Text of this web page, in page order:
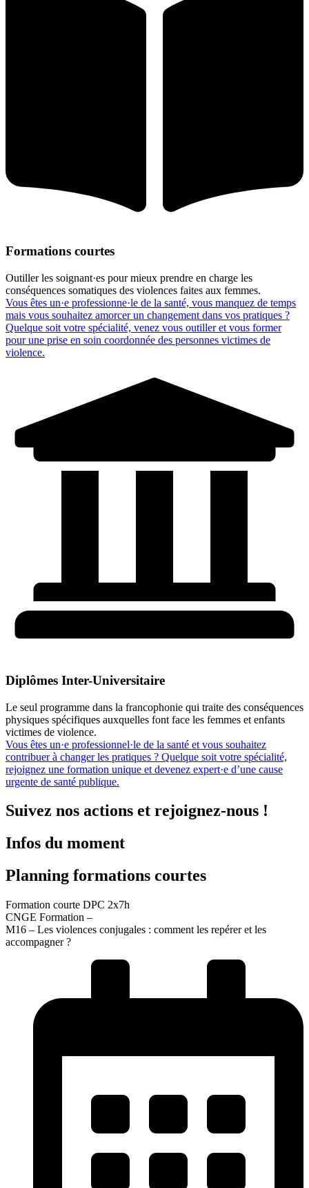
Formations courtes
Outiller les soignant·es pour mieux prendre en charge les
conséquences somatiques des violences faites aux femmes.
Vous êtes un·e professionne·le de la santé, vous manquez de temps
mais vous souhaitez amorcer un changement dans vos pratiques ?
Quelque soit votre spécialité, venez vous outiller et vous former
pour une prise en soin coordonnée des personnes victimes de
violence.
Diplômes Inter-Universitaire
Le seul programme dans la francophonie qui traite des conséquences
physiques spécifiques auxquelles font face les femmes et enfants
victimes de violence.
Vous êtes un·e professionnel·le de la santé et vous souhaitez
contribuer à changer les pratiques ? Quelque soit votre spécialité,
rejoignez une formation unique et devenez expert·e d’une cause
urgente de santé publique.
Suivez nos actions et rejoignez-nous !
Infos du moment
Planning formations courtes
Formation courte DPC 2x7h
CNGE Formation –
M16 – Les violences conjugales : comment les repérer et les
accompagner ?